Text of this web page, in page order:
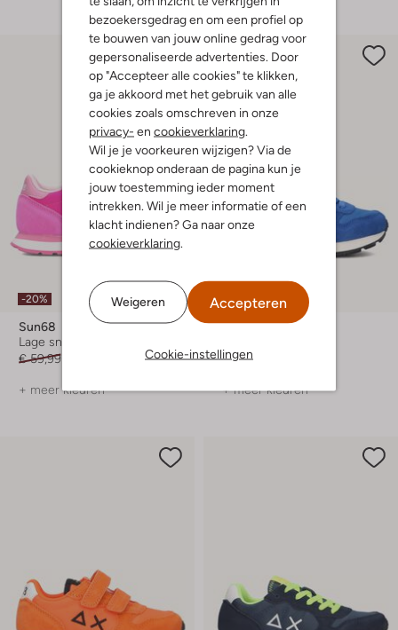
bezoekersgedrag en om een profiel op
te bouwen van jouw online gedrag voor
gepersonaliseerde advertenties. Door
op "Accepteer alle cookies" te klikken,
ga je akkoord met het gebruik van alle
cookies zoals omschreven in onze
privacy- en cookieverklaring
Wil je je voorkeuren wijzigen? Via de
cookieknop onderaan de pagina kun je
jouw toestemming ieder moment
intrekken. Wil je meer informatie of een
klacht indienen? Ga naar onze
cookieverklaring
Weigeren Accepteren
Cookie-instellingen
-20%
Sun68
Lage sneakers
€ 59,99
+ meer kleuren
-20%
Sun68
€ 64,99
+ meer kleuren